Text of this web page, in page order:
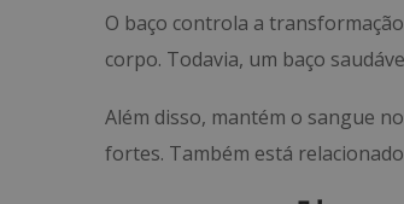
O baço controla a
corpo. Todavia, um baço
Além disso, mantém o sangue
fortes. Também está